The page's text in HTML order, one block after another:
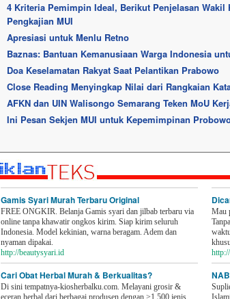
4 Kriteria Pemimpin Ideal, Berikut Penjelasan Wakil
Pengkajian MUI
Apresiasi untuk Menlu Retno
Baznas: Bantuan Kemanusiaan Warga Indonesia
Doa Keselamatan Rakyat Saat Pelantikan Prabowo
Close Reading Menyingkap Nilai dari Rangkaian
AFKN dan UIN Walisongo Semarang Teken MoU
Ini Pesan Sekjen MUI untuk Kepemimpinan
Gamis Syari Murah Terbaru Original
FREE ONGKIR. Belanja Gamis syari dan jilbab terbaru via
online tanpa khawatir ongkos kirim. Siap kirim seluruh
Indonesia. Model kekinian, warna beragam. Adem dan
nyaman dipakai.
http://beautysyari.id
Cari Obat Herbal Murah & Berkualitas?
Di sini tempatnya-kiosherbalku.com. Melayani grosir &
eceran herbal dari berbagai produsen dengan >1.500 jenis
Mau